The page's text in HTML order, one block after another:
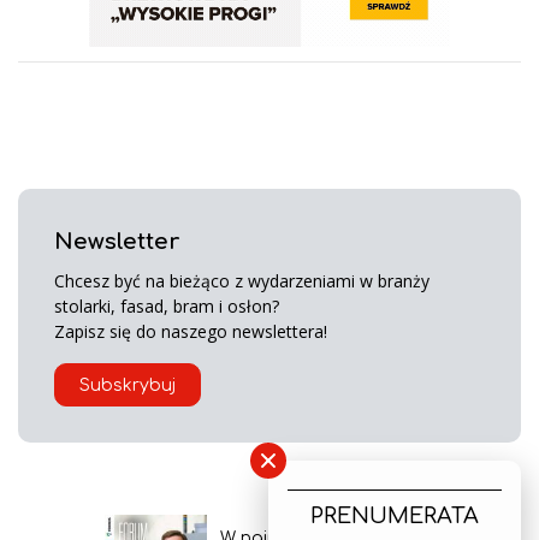
Newsletter
Chcesz być na bieżąco z wydarzeniami w branży
stolarki, fasad, bram i osłon?
Zapisz się do naszego newslettera!
Subskrybuj
×
PRENUMERATA